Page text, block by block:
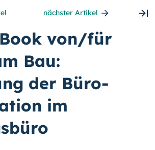
nächster Artikel
von/für
Bau:
der Büro-
im